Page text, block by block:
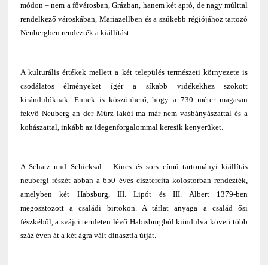
módon – nem a fővárosban, Grázban, hanem két apró, de nagy múlttal
rendelkező városkában, Mariazellben és a szűkebb régiójához tartozó
Neubergben rendezték a kiállítást.
A kulturális értékek mellett a két település természeti környezete is
csodálatos élményeket ígér a síkabb vidékekhez szokott
kirándulóknak. Ennek is köszönhető, hogy a 730 méter magasan
fekvő Neuberg an der Mürz lakói ma már nem vasbányászattal és a
kohászattal, inkább az idegenforgalommal keresik kenyerüket.
A Schatz und Schicksal – Kincs és sors című tartományi kiállítás
neubergi részét abban a 650 éves cisztercita kolostorban rendezték,
amelyben két Habsburg, III. Lipót és III. Albert 1379-ben
megosztozott a családi birtokon. A tárlat anyaga a család ősi
fészkéből, a svájci területen lévő Habisburgból kiindulva követi több
száz éven át a két ágra vált dinasztia útját.